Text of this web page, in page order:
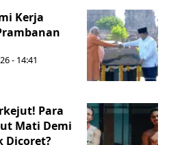
Kerja
- 14:41
Para
Mati Demi
Dicoret?